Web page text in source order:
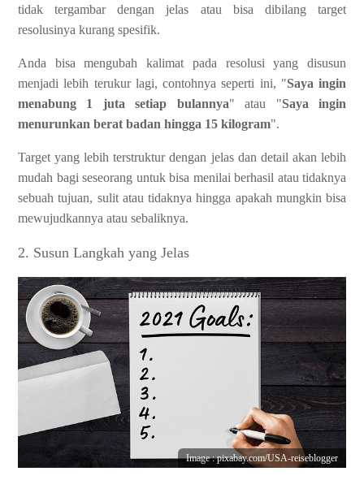
tidak tergambar dengan jelas atau bisa dibilang target
resolusinya kurang spesifik.
Anda bisa mengubah kalimat pada resolusi yang disusun
menjadi lebih terukur lagi, contohnya seperti ini, "Saya ingin
menabung 1 juta setiap bulannya" atau "Saya ingin
menurunkan berat badan hingga 15 kilogram".
Target yang lebih terstruktur dengan jelas dan detail akan lebih
mudah bagi seseorang untuk bisa menilai berhasil atau tidaknya
sebuah tujuan, sulit atau tidaknya hingga apakah mungkin bisa
mewujudkannya atau sebaliknya.
2. Susun Langkah yang Jelas
Image : pixabay.com/USA-reiseblogger